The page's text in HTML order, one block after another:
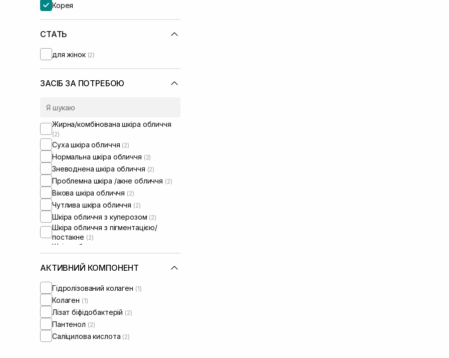
Корея
СТАТЬ
для жінок (2)
ЗАСІБ ЗА ПОТРЕБОЮ
Жирна/комбінована шкіра обличчя
(2)
Суха шкіра обличчя (2)
Нормальна шкіра обличчя (2)
Зневоднена шкіра обличчя (2)
Проблемна шкіра /акне обличчя (2)
Вікова шкіра обличчя (2)
Чутлива шкіра обличчя (2)
Шкіра обличчя з куперозом (2)
Шкіра обличчя з пігментацією/
постакне (2)
Шкіра обличчя з розширеними
порами
Шкіра обличчя з порушеним
Шкіра обличчя з порушеним
мікробіомом
АКТИВНИЙ КОМПОНЕНТ
Гідролізований колаген (1)
Колаген (1)
Лізат біфідобактерій (2)
Пантенол (2)
Саліцилова кислота (2)